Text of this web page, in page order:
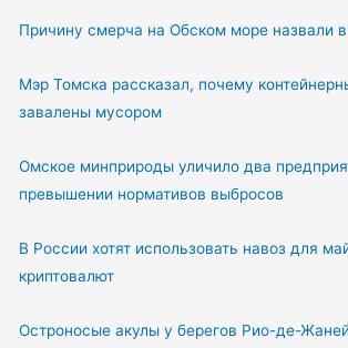
Причину смерча на Обском море назвали
Мэр Томска рассказал, почему
завалены мусором
Омское минприроды уличило два
превышении нормативов выбросов
В России хотят использовать навоз для
криптовалют
Остроносые акулы у берегов Рио-де-